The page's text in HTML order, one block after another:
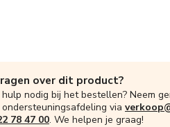
over dit product?
nodig bij het bestellen? Neem
via
78 47 00. We helpen je graag!